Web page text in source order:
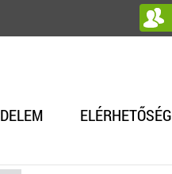
ELÉRHETŐSÉG